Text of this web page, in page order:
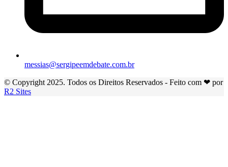
messias@sergipeemdebate.com.br
© Copyright 2025. Todos os Direitos Reservados - Feito com ❤ por
R2 Sites